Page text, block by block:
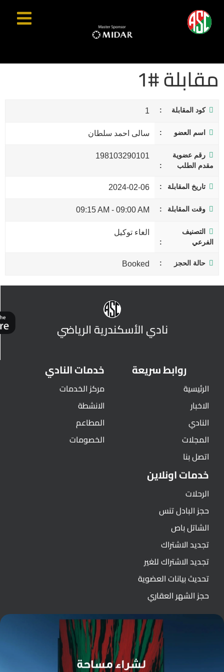
مقابلة #1
كود المقابلة 1
اسم العضو سالى احمد سلطان
رقم عضوية
مقدم الطلب
198103290101
تاريخ المقابلة 2024-02-06
وقت المقابلة 09:00 AM
-
09:15 AM
التصنيف
الفرعي
الغاء توكيل
حالة الحجز Booked
نادي الأسكندرية الرياضي
روابط سريعة
الرئيسية
الاخبار
النادي
المجلات
اتصل بنا
خدمات النادي
مركز الخدمات
الانشطة
المطاعم
الخصومات
خدمات اونلاين
الرحلات
حجز البادل تنس
الشاتل باص
تجديد الاشتراك
تجديد الاشتراك للغير
تحديث بيانات العضوية
حجز الشهر العقاري